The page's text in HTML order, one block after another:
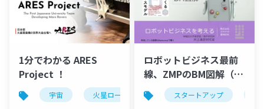
1分でわかる ARES
Project ！
宇宙 火星ローバー urc aresプロジェクト
ロボットビジネス最前
線、ZMPのBM図解（プ
ラットフォーム編）
スタートアップ